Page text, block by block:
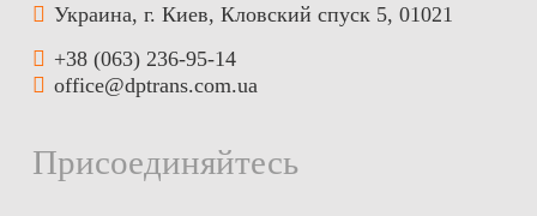
Украина, г. Киев, Кловский спуск 5, 01021
+38 (063) 236-95-14
office@dptrans.com.ua
Присоединяйтесь